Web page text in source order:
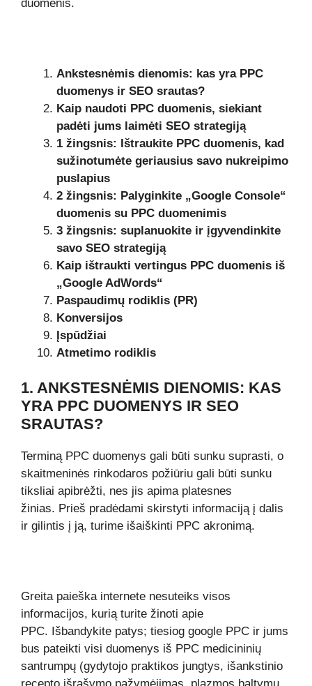
duomenis.
Ankstesnėmis dienomis: kas yra PPC
duomenys ir SEO srautas?
Kaip naudoti PPC duomenis, siekiant
padėti jums laimėti SEO strategiją
1 žingsnis: Ištraukite PPC duomenis, kad
sužinotumėte geriausius savo nukreipimo
puslapius
2 žingsnis: Palyginkite „Google Console“
duomenis su PPC duomenimis
3 žingsnis: suplanuokite ir įgyvendinkite
savo SEO strategiją
Kaip ištraukti vertingus PPC duomenis iš
„Google AdWords“
Paspaudimų rodiklis (PR)
Konversijos
Įspūdžiai
Atmetimo rodiklis
1. ANKSTESNĖMIS DIENOMIS: KAS
YRA PPC DUOMENYS IR SEO
SRAUTAS?
Terminą PPC duomenys gali būti sunku suprasti, o
skaitmeninės rinkodaros požiūriu gali būti sunku
tiksliai apibrėžti, nes jis apima platesnes
žinias. Prieš pradėdami skirstyti informaciją į dalis
ir gilintis į ją, turime išaiškinti PPC akronimą.
Greita paieška internete nesuteiks visos
informacijos, kurią turite žinoti apie
PPC. Išbandykite patys; tiesiog google PPC ir jums
bus pateikti visi duomenys iš PPC medicininių
santrumpų (gydytojo praktikos jungtys, išankstinio